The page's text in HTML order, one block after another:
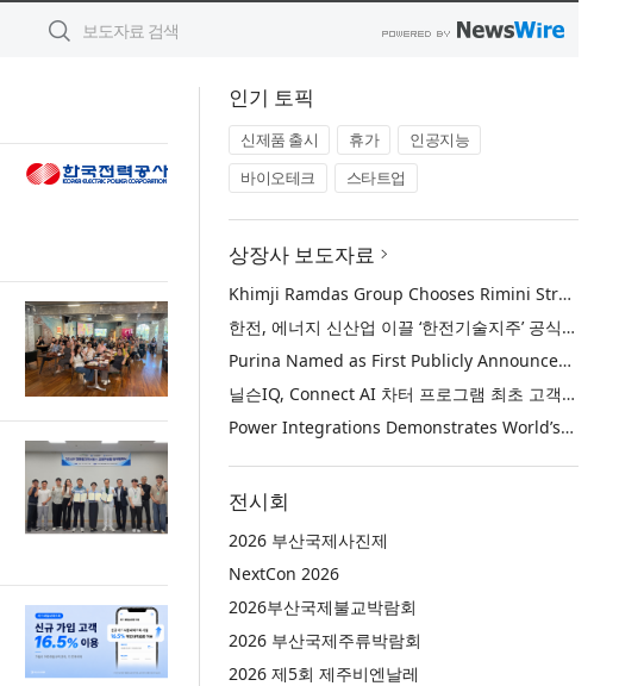
인기 토픽
신제품 출시 휴가
인공지능
바이오테크
스타트업
상장사 보도자료
Khimji Ramdas Group Chooses Rimini Street to Reduce SAP Support Costs, Protect 700+ Customizations and Reinvest Savings in Innovation
한전, 에너지 신산업 이끌 ‘한전기술지주’ 공식 출범
Purina Named as First Publicly Announced NIQ ConnectAI Charter Client
닐슨IQ, Connect AI 차터 프로그램 최초 고객사 ‘퓨리나’ 선정
Power Integrations Demonstrates World’s First 2200 V GaN Technology for Next-Era High-Voltage Power Systems
전시회
2026 부산국제사진제
NextCon 2026
2026부산국제불교박람회
2026 부산국제주류박람회
2026 제5회 제주비엔날레